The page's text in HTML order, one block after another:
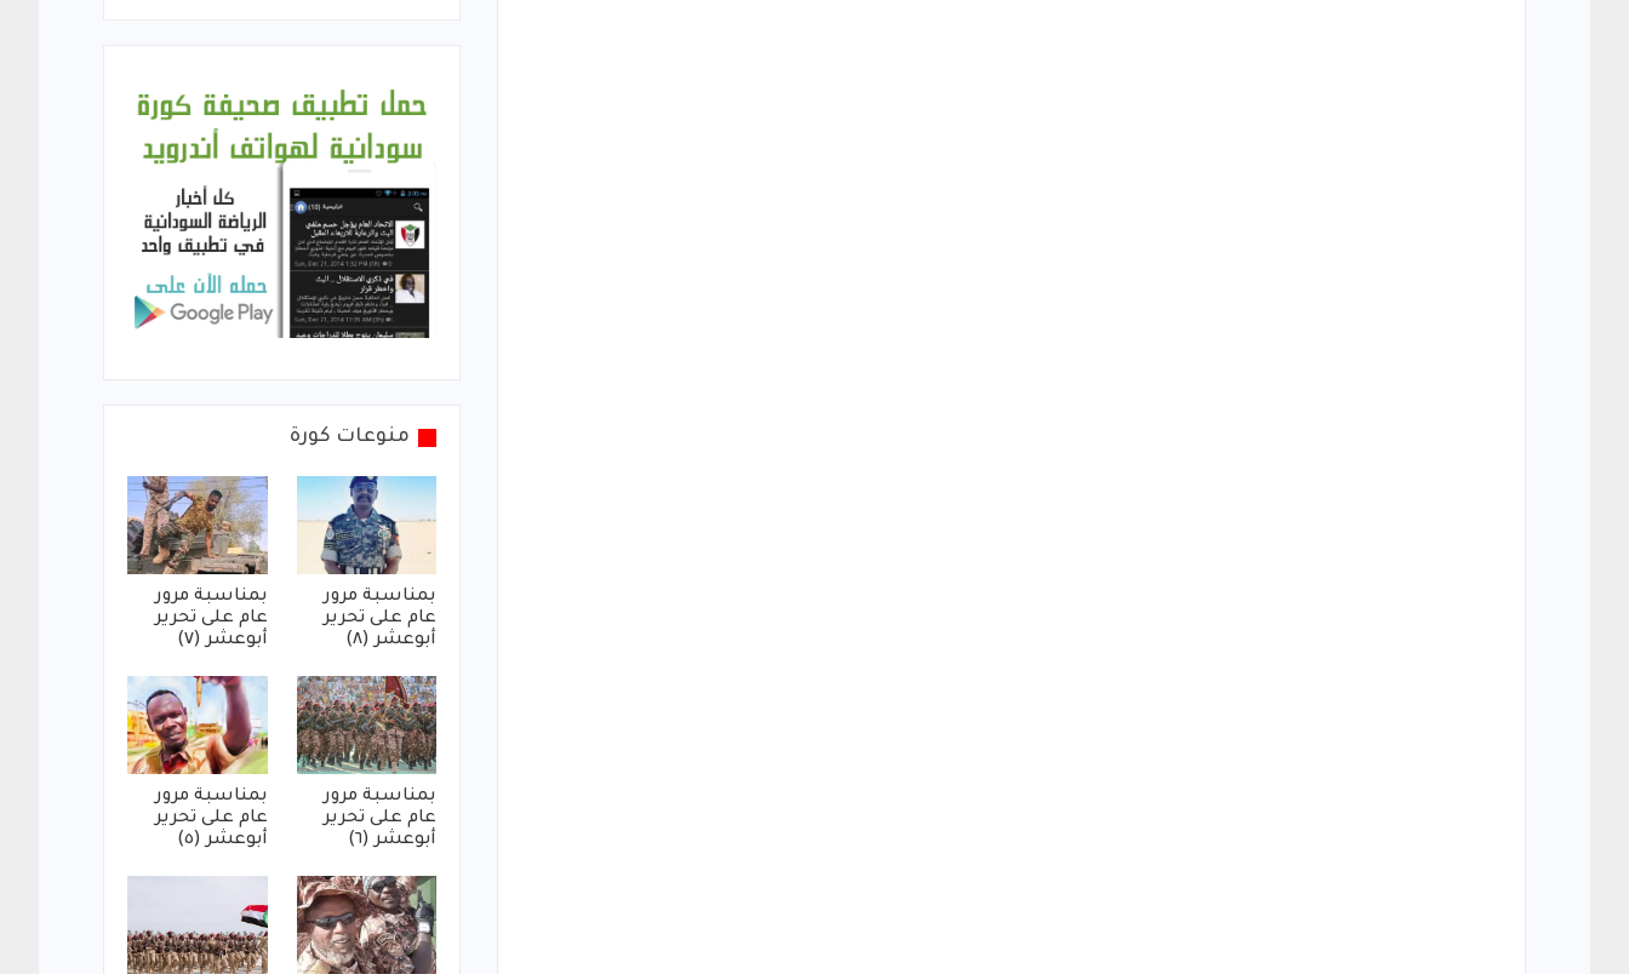
منوعات كورة
بمناسبة مرور
عام على تحرير
أبوعشر (٨)
بمناسبة مرور
عام على تحرير
أبوعشر (٧)
بمناسبة مرور
عام على تحرير
أبوعشر (٦)
بمناسبة مرور
عام على تحرير
أبوعشر (٥)